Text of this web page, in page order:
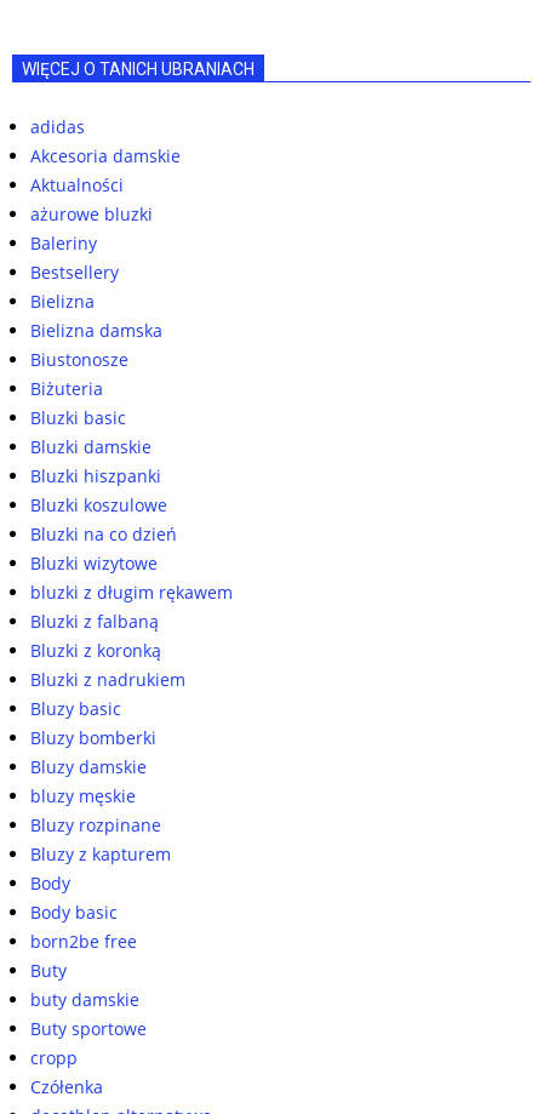
WIĘCEJ O TANICH UBRANIACH
adidas
Akcesoria damskie
Aktualności
ażurowe bluzki
Baleriny
Bestsellery
Bielizna
Bielizna damska
Biustonosze
Biżuteria
Bluzki basic
Bluzki damskie
Bluzki hiszpanki
Bluzki koszulowe
Bluzki na co dzień
Bluzki wizytowe
bluzki z długim rękawem
Bluzki z falbaną
Bluzki z koronką
Bluzki z nadrukiem
Bluzy basic
Bluzy bomberki
Bluzy damskie
bluzy męskie
Bluzy rozpinane
Bluzy z kapturem
Body
Body basic
born2be free
Buty
buty damskie
Buty sportowe
cropp
Czółenka